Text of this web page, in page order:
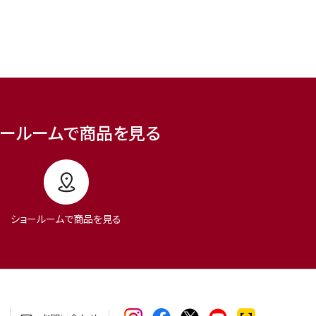
ルームで商品を見る
ショールームで商品を見る